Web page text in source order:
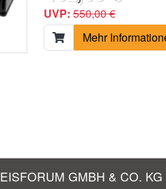
UVP:550,00 €
Mehr
EISFORUM GMBH & CO. KG